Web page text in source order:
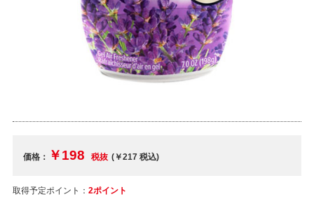
価格： ￥198 税抜 (￥217税込)
取得予定ポイント： 2ポイント